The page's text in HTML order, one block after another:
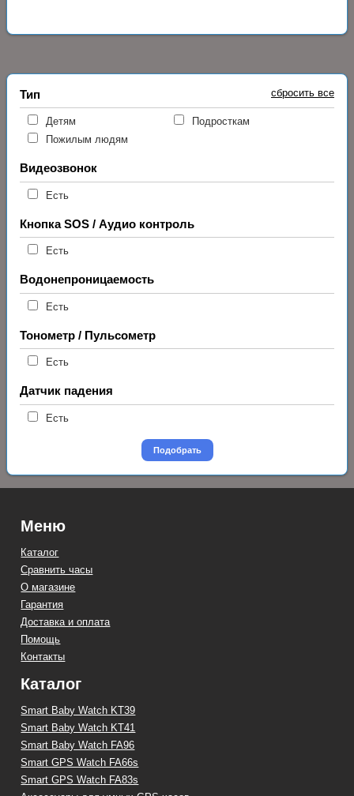
сбросить все
Тип
Детям
Подросткам
Пожилым людям
Видеозвонок
Есть
Кнопка SOS / Аудио контроль
Есть
Водонепроницаемость
Есть
Тонометр / Пульсометр
Есть
Датчик падения
Есть
Подобрать
Меню
Каталог
Сравнить часы
О магазине
Гарантия
Доставка и оплата
Помощь
Контакты
Каталог
Smart Baby Watch KT39
Smart Baby Watch KT41
Smart Baby Watch FA96
Smart GPS Watch FA66s
Smart GPS Watch FA83s